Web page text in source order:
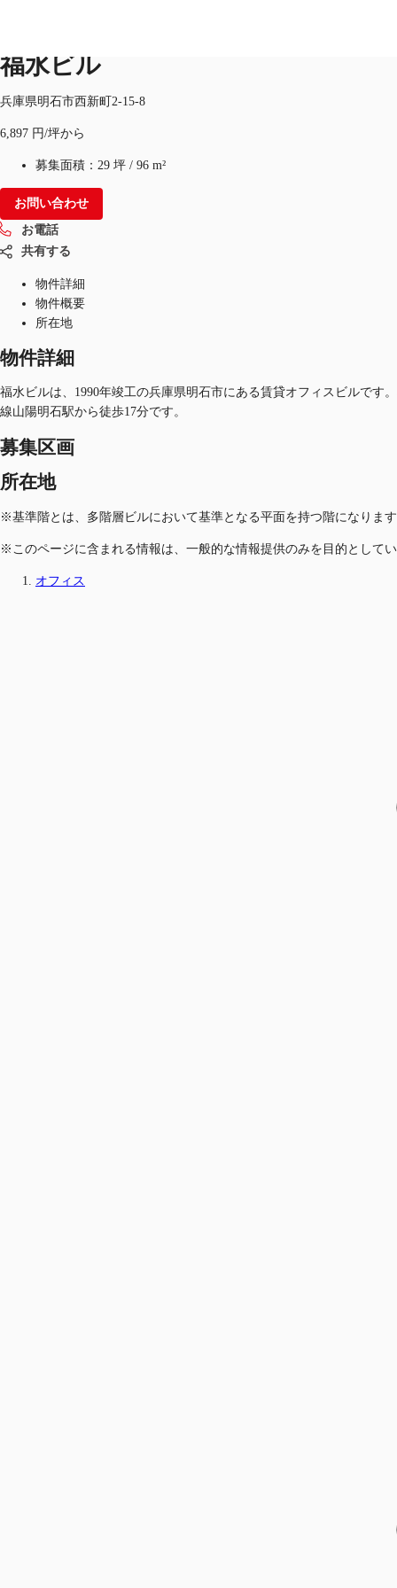
福水ビル
兵庫県明石市西新町2-15-8
6,897 円/坪から
募集面積： 29 坪 / 96 m²
お問い合わせ
お電話
共有する
物件詳細
物件概要
所在地
物件詳細
福水ビルは、1990年竣工の兵庫県明石市にある賃貸オフィスビルで
線山陽明石駅から徒歩17分です。
募集区画
所在地
※基準階とは、多階層ビルにおいて基準となる平面を持つ階になりま
※このページに含まれる情報は、一般的な情報提供のみを目的として
オフィス